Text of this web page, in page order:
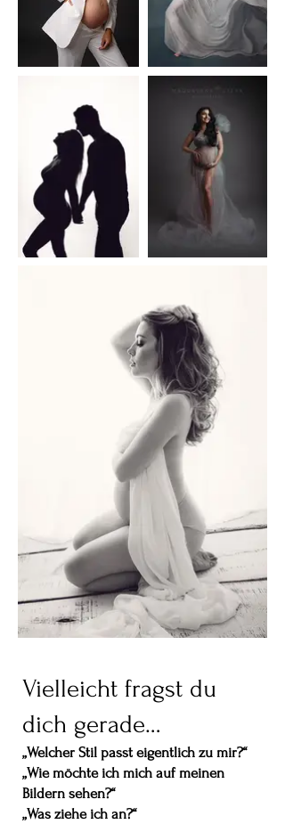
Vielleicht fragst du
dich gerade…
„Welcher Stil passt eigentlich zu mir?“
„Wie möchte ich mich auf meinen
Bildern sehen?“
„Was ziehe ich an?“